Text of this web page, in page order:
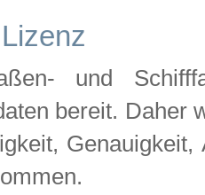
und
bereit. Daher